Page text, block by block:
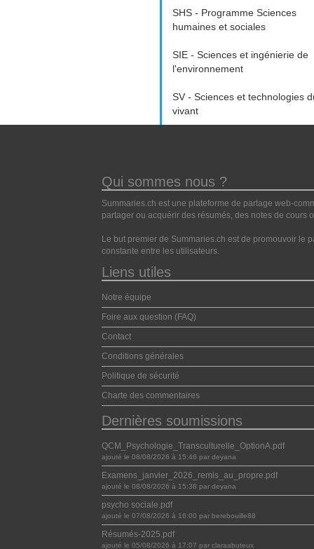
SHS - Programme Sciences
humaines et sociales
SIE - Sciences et ingénierie de
l'environnement
SV - Sciences et technologies
vivant
Qui sommes nous ?
Summaries.ch est une plateforme de partage web-
partager ou acquérir des résumés, des notes de cours
Le but premier de Summaries.ch est de promouvoir le
constante entre les utilisateurs.
Liens utiles
Notre équipe
Foire aux question (FAQ)
Contact
Conditions générales
Politique de sécurité
Charte des commentaires
Dernières soumissions
QCM_Psychologie_Transculturelle_OptionA.pdf
ajouté le 08/08/2026 à 15:46 par deyana
Examens_janvier_2026_remis_au_propre.pdf
ajouté le 08/08/2026 à 15:38 par deyana
psycho sociale.pdf
ajouté le 07/08/2026 à 16:00 par berebouille88
Résumés-2025.pdf
ajouté le 05/08/2026 à 17:07 par claraabuteux